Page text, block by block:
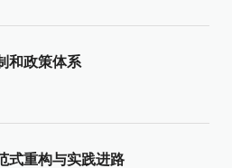
和政策体系
式重构与实践进路